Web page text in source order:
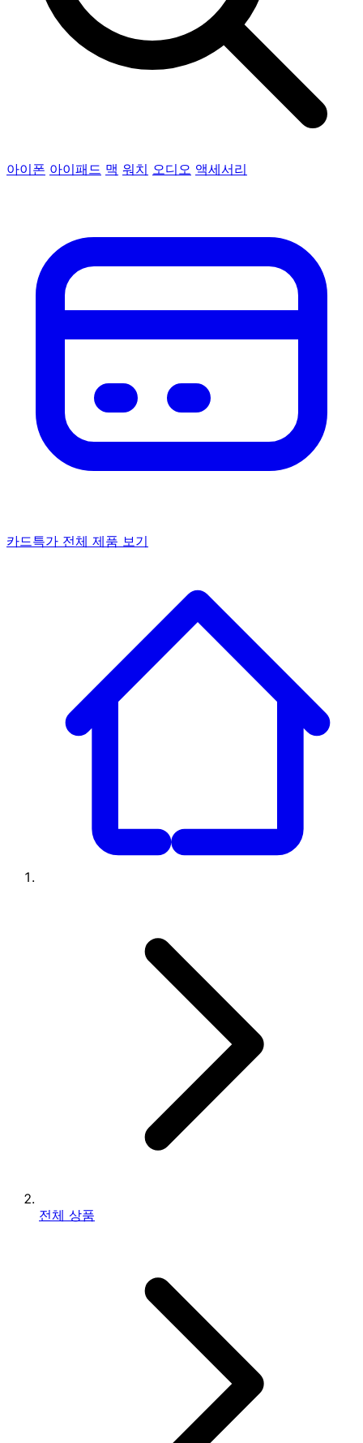
아이폰 아이패드 맥 워치 오디오 액세서리
카드특가 전체 제품 보기
전체 상품